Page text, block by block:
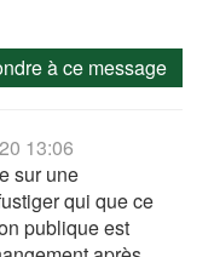
à ce message
13:06
sur une
qui que ce
publique est